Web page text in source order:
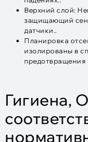
Верхний слой:
защищающий
датчики..
Планировка
изолированы в
предотвращения
Гигиена,